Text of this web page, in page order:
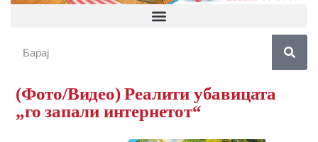
(Фото/Видео) Реалити убавицата
„го запали интернетот“